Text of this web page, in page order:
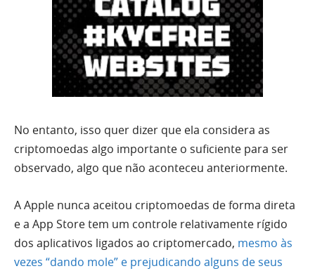
No entanto, isso quer dizer que ela considera as
criptomoedas algo importante o suficiente para ser
observado, algo que não aconteceu anteriormente.
A Apple nunca aceitou criptomoedas de forma direta
e a App Store tem um controle relativamente rígido
dos aplicativos ligados ao criptomercado, mesmo às
vezes “dando mole” e prejudicando alguns de seus